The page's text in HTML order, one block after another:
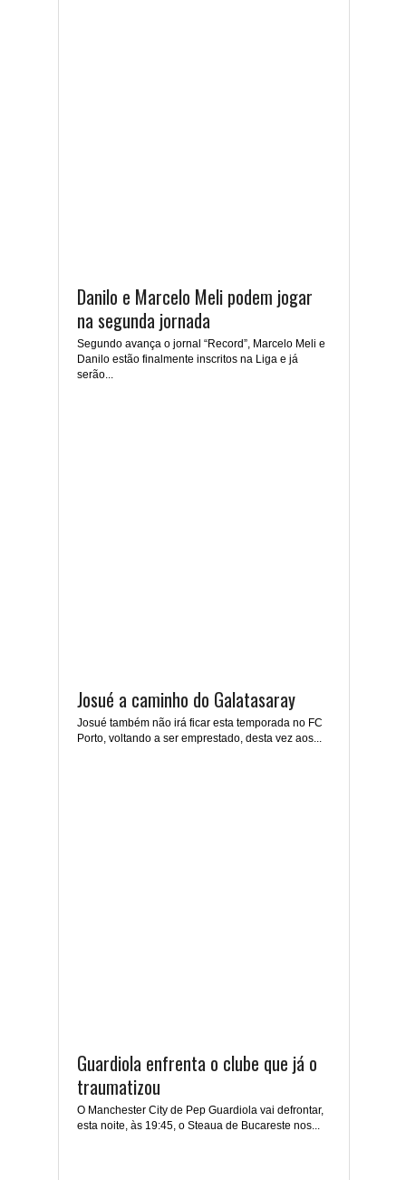
Danilo e Marcelo Meli podem jogar
na segunda jornada
Segundo avança o jornal “Record”, Marcelo Meli e
Danilo estão finalmente inscritos na Liga e já
serão...
Josué a caminho do Galatasaray
Josué também não irá ficar esta temporada no FC
Porto, voltando a ser emprestado, desta vez aos...
Guardiola enfrenta o clube que já o
traumatizou
O Manchester City de Pep Guardiola vai defrontar,
esta noite, às 19:45, o Steaua de Bucareste nos...